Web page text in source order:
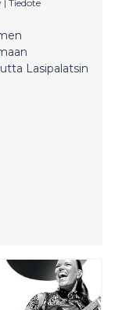
| Tiedote
Lasipalatsin